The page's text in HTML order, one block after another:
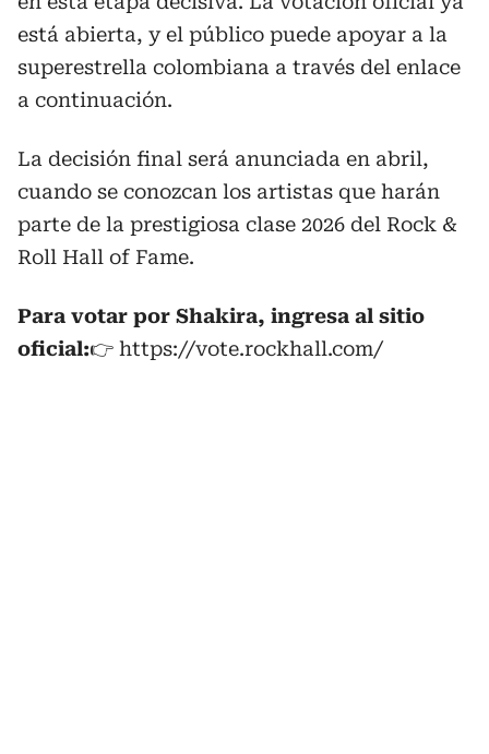
está abierta, y el público puede apoyar a la
superestrella colombiana a través del enlace
a continuación.
La decisión final será anunciada en abril,
cuando se conozcan los artistas que harán
parte de la prestigiosa clase 2026 del Rock &
Roll Hall of Fame.
Para votar por Shakira, ingresa al sitio
oficial:👉 https://vote.rockhall.com/